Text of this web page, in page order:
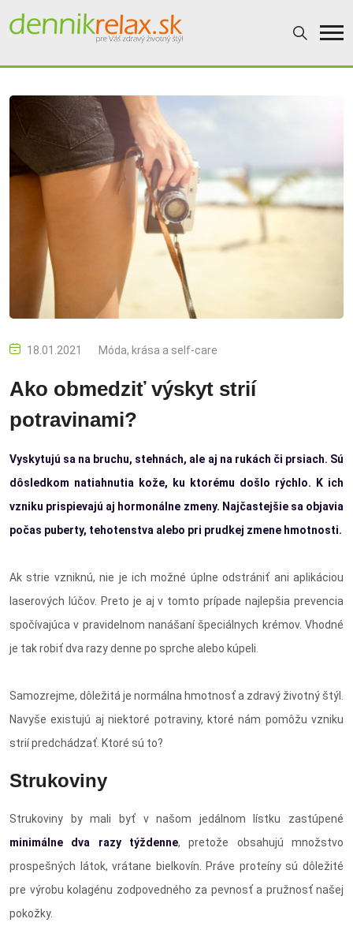
18.01.2021 Móda, krása a self-care
Ako obmedziť výskyt strií
potravinami?
Vyskytujú sa na bruchu, stehnách, ale aj na rukách či prsiach. Sú
dôsledkom natiahnutia kože, ku ktorému došlo rýchlo. K ich
vzniku prispievajú aj hormonálne zmeny. Najčastejšie sa objavia
počas puberty, tehotenstva alebo pri prudkej zmene hmotnosti.
Ak strie vzniknú, nie je ich možné úplne odstrániť ani aplikáciou
laserových lúčov. Preto je aj v tomto prípade najlepšia prevencia
spočívajúca v pravidelnom nanášaní špeciálnych krémov. Vhodné
je tak robiť dva razy denne po sprche alebo kúpeli.
Samozrejme, dôležitá je normálna hmotnosť a zdravý životný štýl.
Navyše existujú aj niektoré potraviny, ktoré nám pomôžu vzniku
strií predchádzať. Ktoré sú to?
Strukoviny
Strukoviny by mali byť v našom jedálnom lístku zastúpené
minimálne dva razy týždenne, pretože obsahujú množstvo
prospešných látok, vrátane bielkovín. Práve proteíny sú dôležité
pre výrobu kolagénu zodpovedného za pevnosť a pružnosť našej
pokožky.